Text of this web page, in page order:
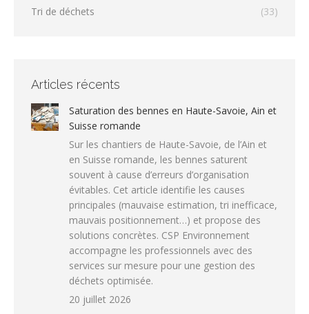
Tri de déchets (33)
Articles récents
Saturation des bennes en Haute-Savoie, Ain et
Suisse romande
Sur les chantiers de Haute-Savoie, de l’Ain et
en Suisse romande, les bennes saturent
souvent à cause d’erreurs d’organisation
évitables. Cet article identifie les causes
principales (mauvaise estimation, tri inefficace,
mauvais positionnement…) et propose des
solutions concrètes. CSP Environnement
accompagne les professionnels avec des
services sur mesure pour une gestion des
déchets optimisée.
20 juillet 2026